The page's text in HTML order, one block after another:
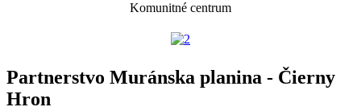
Komunitné centrum
Partnerstvo Muránska planina - Čierny
Hron